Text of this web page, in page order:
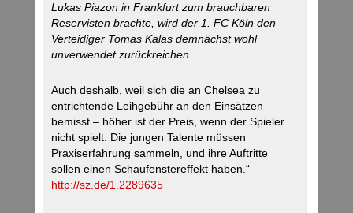
Lukas Piazon in Frankfurt zum brauchbaren
Reservisten brachte, wird der 1. FC Köln den
Verteidiger Tomas Kalas demnächst wohl
unverwendet zurückreichen.
Auch deshalb, weil sich die an Chelsea zu
entrichtende Leihgebühr an den Einsätzen
bemisst – höher ist der Preis, wenn der Spieler
nicht spielt. Die jungen Talente müssen
Praxiserfahrung sammeln, und ihre Auftritte
sollen einen Schaufenstereffekt haben.“
http://sz.de/1.2289635